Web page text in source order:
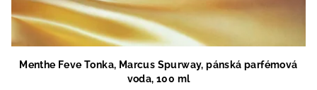
Menthe Feve Tonka, Marcus Spurway, pánská parfémová
voda, 100 ml